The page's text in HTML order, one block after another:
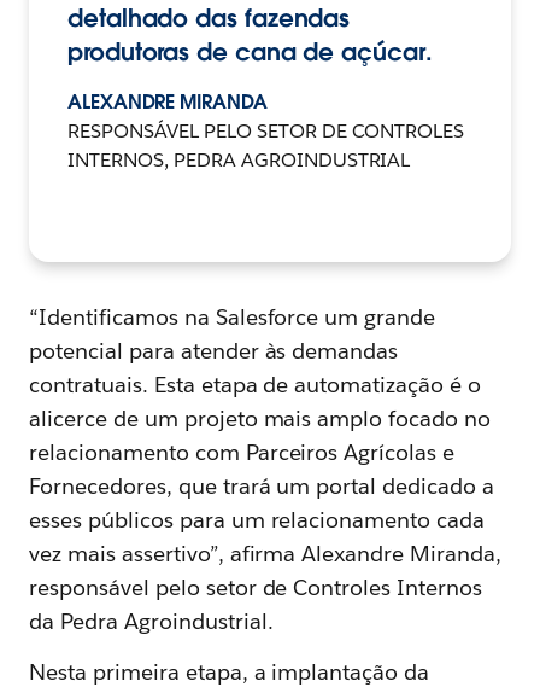
detalhado das fazendas
produtoras de cana de açúcar.
ALEXANDRE MIRANDA
RESPONSÁVEL PELO SETOR DE CONTROLES
INTERNOS, PEDRA AGROINDUSTRIAL
“Identificamos na Salesforce um grande
potencial para atender às demandas
contratuais. Esta etapa de automatização é o
alicerce de um projeto mais amplo focado no
relacionamento com Parceiros Agrícolas e
Fornecedores, que trará um portal dedicado a
esses públicos para um relacionamento cada
vez mais assertivo”, afirma Alexandre Miranda,
responsável pelo setor de Controles Internos
da Pedra Agroindustrial.
Nesta primeira etapa, a implantação da